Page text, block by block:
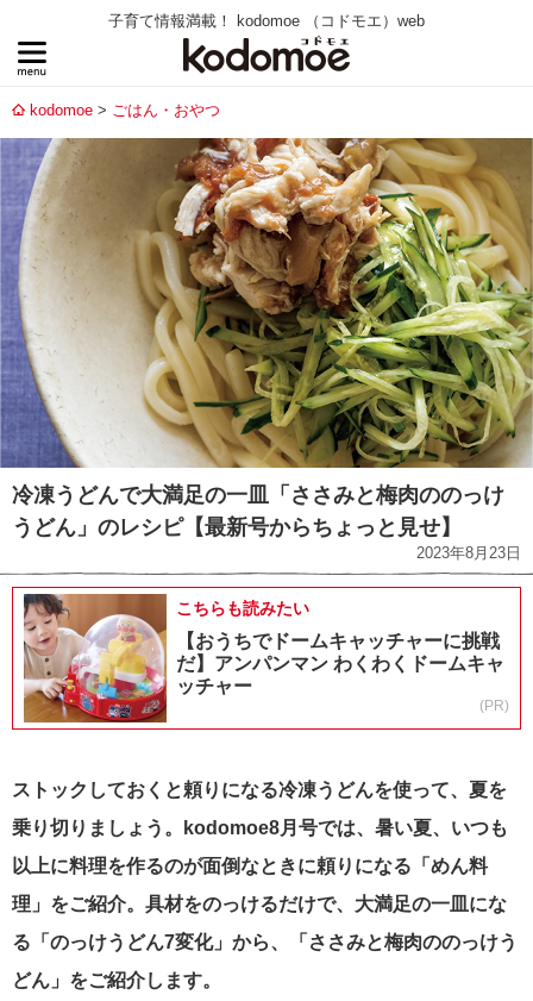
子育て情報満載！ kodomoe （コドモエ）web
kodomoe ごはん・おやつ
冷凍うどんで大満足の一皿「ささみと梅肉ののっけ
うどん」のレシピ【最新号からちょっと見せ】
2023年8月23日
こちらも読みたい
【おうちでドームキャッチャーに挑戦
だ】アンパンマン わくわくドームキャ
ッチャー
(PR)
ストックしておくと頼りになる冷凍うどんを使って、夏を
乗り切りましょう。kodomoe8月号では、暑い夏、いつも
以上に料理を作るのが面倒なときに頼りになる「めん料
理」をご紹介。 具材をのっけるだけで、大満足の一皿にな
る「のっけうどん7変化」から、「ささみと梅肉ののっけう
どん」をご紹介します。